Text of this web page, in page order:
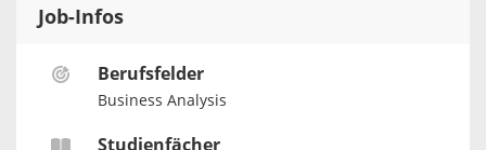
Job-Infos
Berufsfelder
Business Analysis
Studienfächer